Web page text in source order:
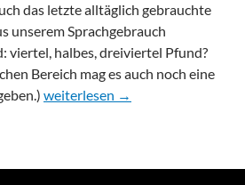
das letzte alltäglich gebrauchte
unserem Sprachgebrauch
viertel, halbes, dreiviertel Pfund?
Bereich mag es auch noch eine
Flurnamen: Malter – Scheffel
weiterlesen →